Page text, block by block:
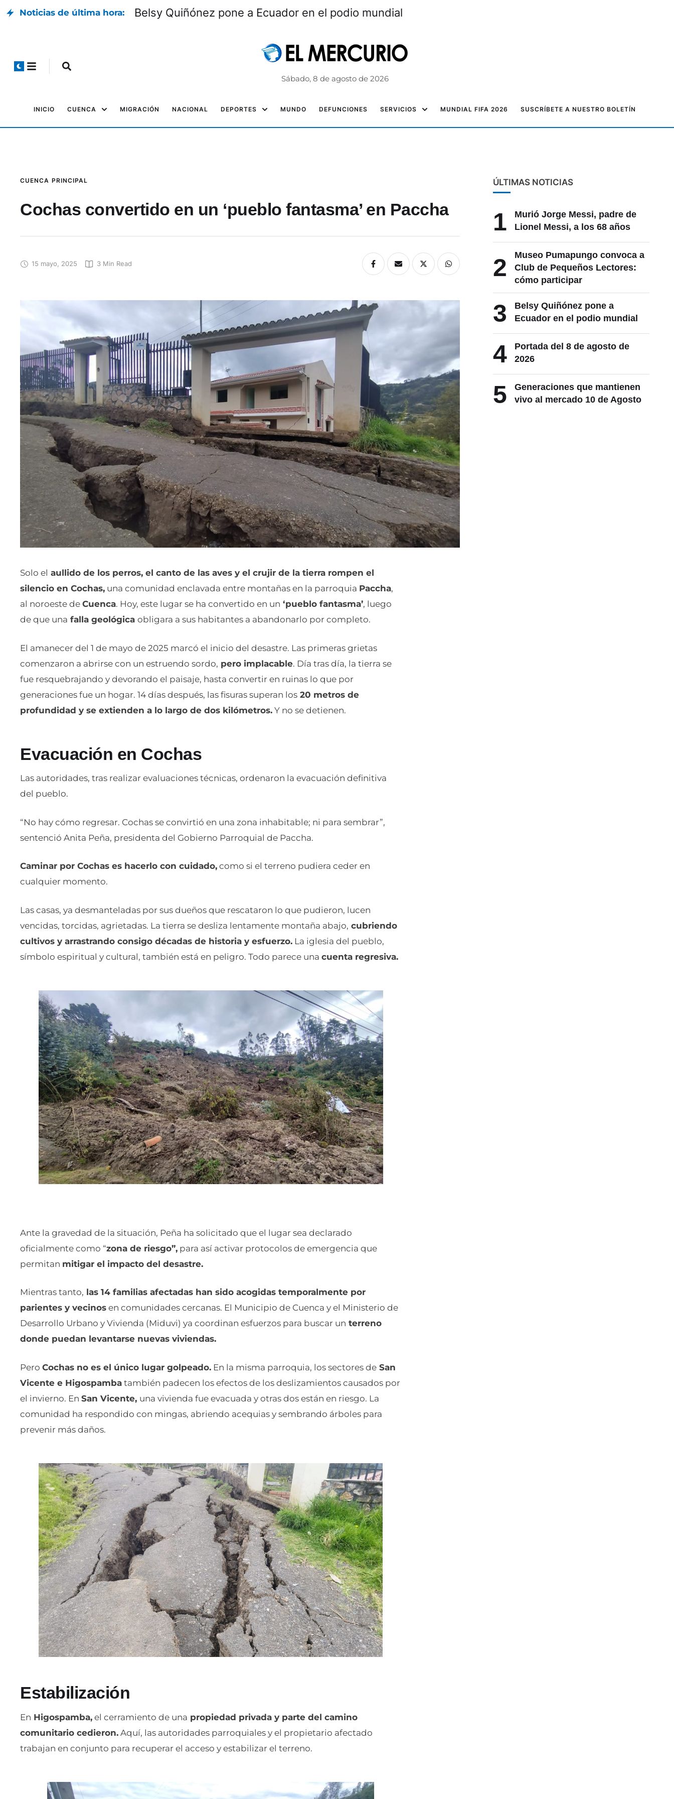
Noticias de última hora: Belsy Quiñónez pone a Ecuador en el podio mundial
Sábado, 8 de agosto de 2026
INICIO CUENCA MIGRACIÓN NACIONAL DEPORTES MUNDO DEFUNCIONES SERVICIOS MUNDIAL FIFA 2026 SUSCRÍBETE A NUESTRO BOLETÍN
CUENCA PRINCIPAL
Cochas convertido en un ‘pueblo fantasma’ en Paccha
15 mayo, 2025 3 Min Read
Solo el aullido de los perros, el canto de las aves y el crujir de la tierra rompen el
silencio en Cochas, una comunidad enclavada entre montañas en la parroquia Paccha,
al noroeste de Cuenca. Hoy, este lugar se ha convertido en un ‘pueblo fantasma’, luego
de que una falla geológica obligara a sus habitantes a abandonarlo por completo.
El amanecer del 1 de mayo de 2025 marcó el inicio del desastre. Las primeras grietas
comenzaron a abrirse con un estruendo sordo, pero implacable. Día tras día, la tierra se
fue resquebrajando y devorando el paisaje, hasta convertir en ruinas lo que por
generaciones fue un hogar. 14 días después, las fisuras superan los 20 metros de
profundidad y se extienden a lo largo de dos kilómetros. Y no se detienen.
Evacuación en Cochas
Las autoridades, tras realizar evaluaciones técnicas, ordenaron la evacuación definitiva
del pueblo.
“No hay cómo regresar. Cochas se convirtió en una zona inhabitable; ni para sembrar”,
sentenció Anita Peña, presidenta del Gobierno Parroquial de Paccha.
Caminar por Cochas es hacerlo con cuidado, como si el terreno pudiera ceder en
cualquier momento.
Las casas, ya desmanteladas por sus dueños que rescataron lo que pudieron, lucen
vencidas, torcidas, agrietadas. La tierra se desliza lentamente montaña abajo, cubriendo
cultivos y arrastrando consigo décadas de historia y esfuerzo. La iglesia del pueblo,
símbolo espiritual y cultural, también está en peligro. Todo parece una cuenta regresiva.
Ante la gravedad de la situación, Peña ha solicitado que el lugar sea declarado
oficialmente como “zona de riesgo”, para así activar protocolos de emergencia que
permitan mitigar el impacto del desastre.
Mientras tanto, las 14 familias afectadas han sido acogidas temporalmente por
parientes y vecinos en comunidades cercanas. El Municipio de Cuenca y el Ministerio de
Desarrollo Urbano y Vivienda (Miduvi) ya coordinan esfuerzos para buscar un terreno
donde puedan levantarse nuevas viviendas.
Pero Cochas no es el único lugar golpeado. En la misma parroquia, los sectores de San
Vicente e Higospamba también padecen los efectos de los deslizamientos causados por
el invierno. En San Vicente, una vivienda fue evacuada y otras dos están en riesgo. La
comunidad ha respondido con mingas, abriendo acequias y sembrando árboles para
prevenir más daños.
Estabilización
En Higospamba, el cerramiento de una propiedad privada y parte del camino
comunitario cedieron. Aquí, las autoridades parroquiales y el propietario afectado
trabajan en conjunto para recuperar el acceso y estabilizar el terreno.
ÚLTIMAS NOTICIAS
1
Murió Jorge Messi, padre de
Lionel Messi, a los 68 años
2
Museo Pumapungo convoca a
Club de Pequeños Lectores:
cómo participar
3
Belsy Quiñónez pone a
Ecuador en el podio mundial
4
Portada del 8 de agosto de
2026
5
Generaciones que mantienen
vivo al mercado 10 de Agosto